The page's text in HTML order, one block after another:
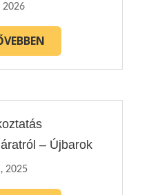
2026
– Újbarok
2025